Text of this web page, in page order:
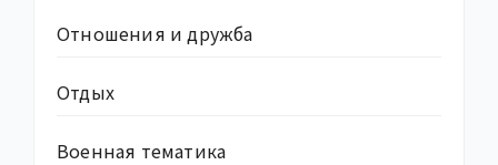
Отношения и дружба
Отдых
Военная тематика